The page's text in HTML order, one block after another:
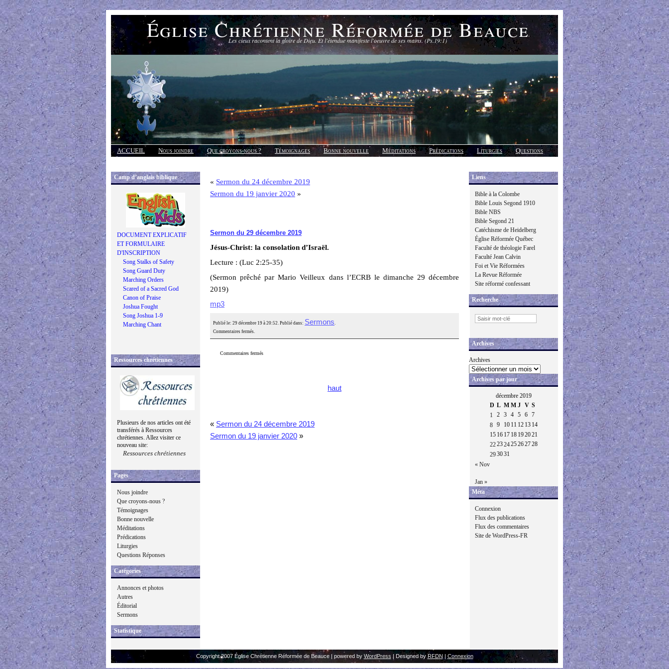
Église Chrétienne Réformée de Beauce
Les cieux racontent la gloire de Dieu. Et l'étendue manifeste l'oeuvre de ses mains. (Ps.19:1)
ACCUEIL Nous joindre Que croyons-nous ? Témoignages Bonne nouvelle Méditations Prédications Liturgies
Questions
Réponses
Camp d’anglais biblique
DOCUMENT EXPLICATIF
ET FORMULAIRE
D'INSCRIPTION
Song Stalks of Safety
Song Guard Duty
Marching Orders
Scared of a Sacred God
Canon of Praise
Joshua Fought
Song Joshua 1-9
Marching Chant
Ressources chrétiennes
Plusieurs de nos articles ont été
transférés à Ressources
chrétiennes. Allez visiter ce
nouveau site:
Ressources chrétiennes
Pages
Nous joindre
Que croyons-nous ?
Témoignages
Bonne nouvelle
Méditations
Prédications
Liturgies
Questions Réponses
Catégories
Annonces et photos
Autres
Éditorial
Sermons
Statistique
« Sermon du 24 décembre 2019
Sermon du 19 janvier 2020 »
Sermon du 29 décembre 2019
Jésus-Christ: la consolation d’Israël.
Lecture : (Luc 2:25-35)
(Sermon prêché par Mario Veilleux dans l’ECRB le dimanche 29 décembre
2019)
mp3
Publié le: 29 décembre 19 à 20:52. Publié dans: Sermons.
Commentaires fermés.
Commentaires fermés
haut
« Sermon du 24 décembre 2019
Sermon du 19 janvier 2020 »
Liens
Bible à la Colombe
Bible Louis Segond 1910
Bible NBS
Bible Segond 21
Catéchisme de Heidelberg
Église Réformée Québec
Faculté de théologie Farel
Faculté Jean Calvin
Foi et Vie Réformées
La Revue Réformée
Site réformé confessant
Recherche
Archives
Archives
Archives par jour
décembre 2019
D L M M J V S
1
2 3 4 5 6
7
8
9 10 11 12 13 14
15 16 17 18 192021
22232425262728
293031
« Nov
Jan »
Méta
Connexion
Flux des publications
Flux des commentaires
Site de WordPress-FR
Copyright 2007 Église Chrétienne Réformée de Beauce | powered by WordPress | Designed byRFDN | Connexion